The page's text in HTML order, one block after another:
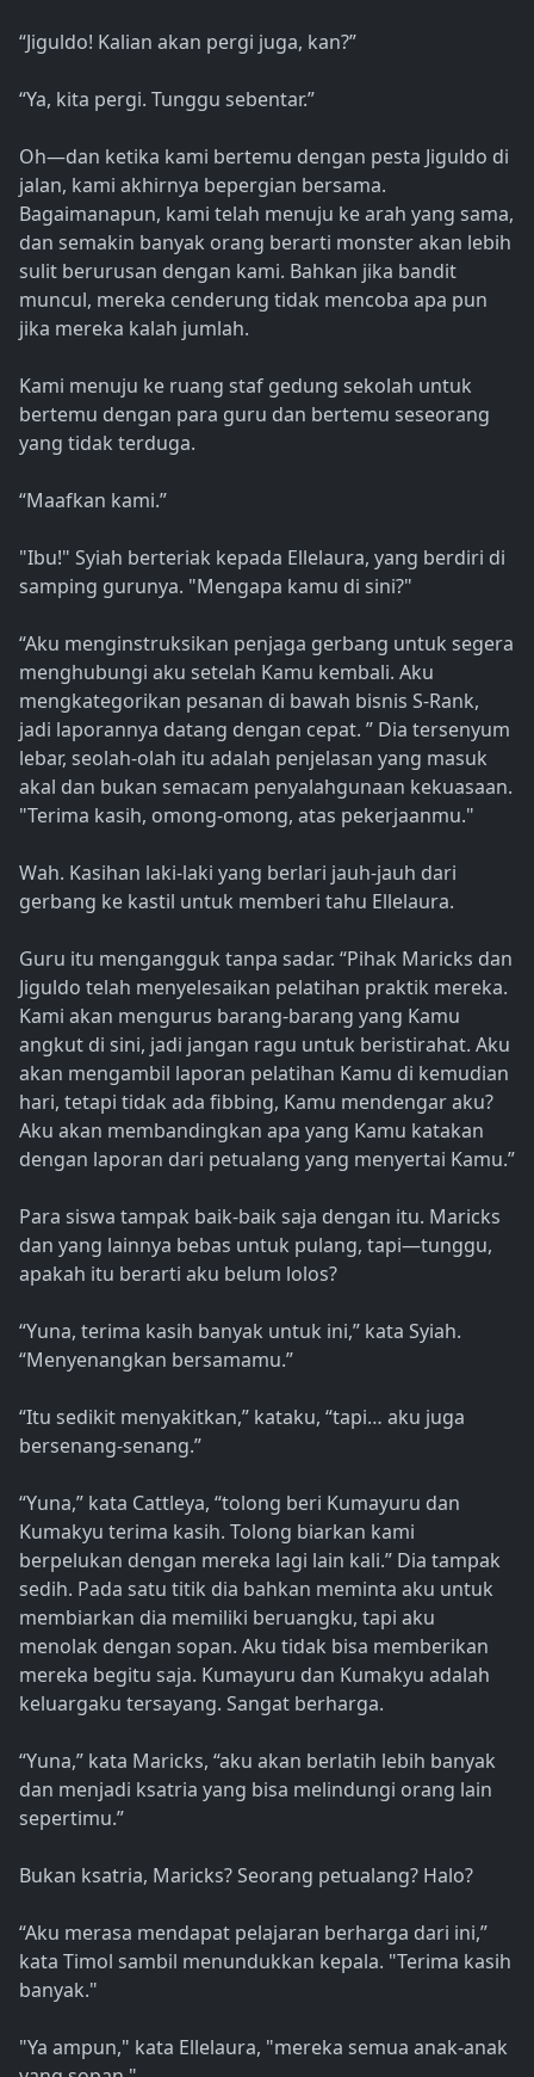
“Jiguldo! Kalian akan pergi juga, kan?”
“Ya, kita pergi. Tunggu sebentar.”
Oh—dan ketika kami bertemu dengan pesta Jiguldo di
jalan, kami akhirnya bepergian bersama.
Bagaimanapun, kami telah menuju ke arah yang sama,
dan semakin banyak orang berarti monster akan lebih
sulit berurusan dengan kami. Bahkan jika bandit
muncul, mereka cenderung tidak mencoba apa pun
jika mereka kalah jumlah.
Kami menuju ke ruang staf gedung sekolah untuk
bertemu dengan para guru dan bertemu seseorang
yang tidak terduga.
“Maafkan kami.”
"Ibu!" Syiah berteriak kepada Ellelaura, yang berdiri di
samping gurunya. "Mengapa kamu di sini?"
“Aku menginstruksikan penjaga gerbang untuk segera
menghubungi aku setelah Kamu kembali. Aku
mengkategorikan pesanan di bawah bisnis S-Rank,
jadi laporannya datang dengan cepat. ” Dia tersenyum
lebar, seolah-olah itu adalah penjelasan yang masuk
akal dan bukan semacam penyalahgunaan kekuasaan.
"Terima kasih, omong-omong, atas pekerjaanmu."
Wah. Kasihan laki-laki yang berlari jauh-jauh dari
gerbang ke kastil untuk memberi tahu Ellelaura.
Guru itu mengangguk tanpa sadar. “Pihak Maricks dan
Jiguldo telah menyelesaikan pelatihan praktik mereka.
Kami akan mengurus barang-barang yang Kamu
angkut di sini, jadi jangan ragu untuk beristirahat. Aku
akan mengambil laporan pelatihan Kamu di kemudian
hari, tetapi tidak ada fibbing, Kamu mendengar aku?
Aku akan membandingkan apa yang Kamu katakan
dengan laporan dari petualang yang menyertai Kamu.”
Para siswa tampak baik-baik saja dengan itu. Maricks
dan yang lainnya bebas untuk pulang, tapi—tunggu,
apakah itu berarti aku belum lolos?
“Yuna, terima kasih banyak untuk ini,” kata Syiah.
“Menyenangkan bersamamu.”
“Itu sedikit menyakitkan,” kataku, “tapi… aku juga
bersenang-senang.”
“Yuna,” kata Cattleya, “tolong beri Kumayuru dan
Kumakyu terima kasih. Tolong biarkan kami
berpelukan dengan mereka lagi lain kali.” Dia tampak
sedih. Pada satu titik dia bahkan meminta aku untuk
membiarkan dia memiliki beruangku, tapi aku
menolak dengan sopan. Aku tidak bisa memberikan
mereka begitu saja. Kumayuru dan Kumakyu adalah
keluargaku tersayang. Sangat berharga.
“Yuna,” kata Maricks, “aku akan berlatih lebih banyak
dan menjadi ksatria yang bisa melindungi orang lain
sepertimu.”
Bukan ksatria, Maricks? Seorang petualang? Halo?
“Aku merasa mendapat pelajaran berharga dari ini,”
kata Timol sambil menundukkan kepala. "Terima kasih
banyak."
"Ya ampun," kata Ellelaura, "mereka semua anak-anak